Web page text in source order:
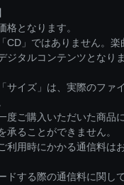
格となります。
CD」ではありません。
ジタルコンテンツとなり
サイズ」は、実際のファ
度ご購入いただいた商品
承ることができません。
利用時にかかる通信料は
ドする際の通信料に関し